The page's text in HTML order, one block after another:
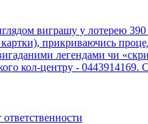
виграшу у лотерею
прикриваючись
легендами чи
кол-центру -
ответственности